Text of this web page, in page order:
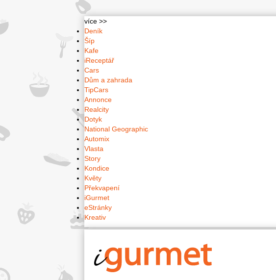
více >>
Deník
Šíp
Kafe
iReceptář
Cars
Dům a zahrada
TipCars
Annonce
Realcity
Dotyk
National Geographic
Automix
Vlasta
Story
Kondice
Květy
Překvapení
iGurmet
eStránky
Kreativ